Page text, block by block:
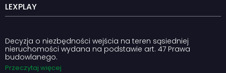
LEXPLAY
Decyzja o niezbędności wejścia na teren sąsiedniej
nieruchomości wydana na podstawie art. 47 Prawa
budowlanego.
Przeczytaj więcej